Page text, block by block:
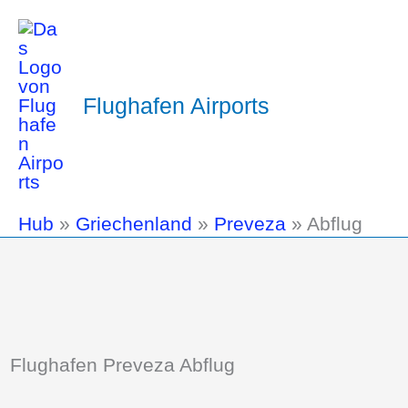
Flughafen Airports
Hub » Griechenland » Preveza » Abflug
Flughafen Preveza Abflug